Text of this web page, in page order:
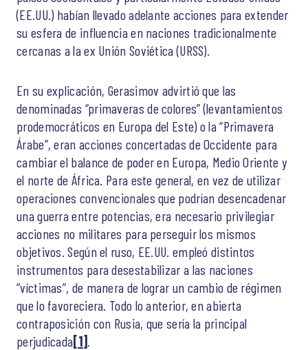
(EE.UU.) habían llevado adelante acciones para extender
su esfera de influencia en naciones tradicionalmente
cercanas a la ex Unión Soviética (URSS).
En su explicación, Gerasimov advirtió que las
denominadas “primaveras de colores” (levantamientos
prodemocráticos en Europa del Este) o la “Primavera
Árabe”, eran acciones concertadas de Occidente para
cambiar el balance de poder en Europa, Medio Oriente y
el norte de África. Para este general, en vez de utilizar
operaciones convencionales que podrían desencadenar
una guerra entre potencias, era necesario privilegiar
acciones no militares para perseguir los mismos
objetivos. Según el ruso, EE.UU. empleó distintos
instrumentos para desestabilizar a las naciones
“víctimas”, de manera de lograr un cambio de régimen
que lo favoreciera. Todo lo anterior, en abierta
contraposición con Rusia, que sería la principal
perjudicada[1]